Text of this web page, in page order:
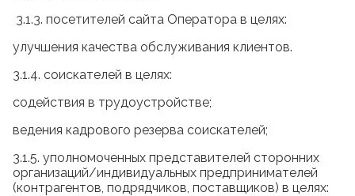
3.1.3. посетителей сайта Оператора в целях:
улучшения качества обслуживания клиентов.
3.1.4. соискателей в целях:
содействия в трудоустройстве;
ведения кадрового резерва соискателей;
3.1.5. уполномоченных представителей сторонних
организаций/индивидуальных предпринимателей
(контрагентов, подрядчиков, поставщиков) в целях: